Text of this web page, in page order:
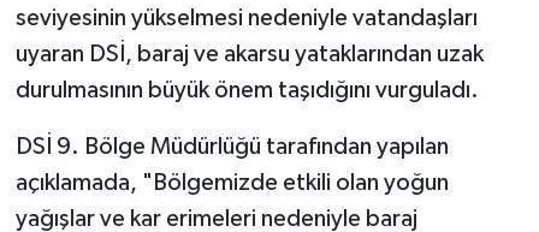
seviyesinin yükselmesi nedeniyle vatandaşları
uyaran DSİ, baraj ve akarsu yataklarından uzak
durulmasının büyük önem taşıdığını vurguladı.
DSİ 9. Bölge Müdürlüğü tarafından yapılan
açıklamada, "Bölgemizde etkili olan yoğun
yağışlar ve kar erimeleri nedeniyle baraj